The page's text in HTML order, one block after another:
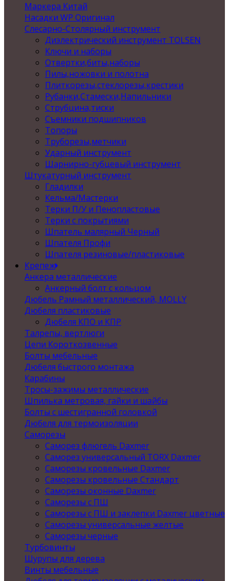
Маркера Китай
Насадки WP Оригинал
Слесарно-Столярный инструмент
Диэлектрический инструмент TOLSEN
Ключи и наборы
Отвертки,биты,наборы
Пилы,ножовки и полотна
Плиткорезы,стеклорезы,крестики
Рубанки,Стамески,Напильники
Струбцина,тиски
Съемники подшипников
Топоры
Труборезы,метчики
Ударный инструмент
Шарнирно-губцевый инструмент
Штукатурный инструмент
Гладилки
Кельма/Мастерки
Терки П/У и Пенопластовые
Терки с покрытиями
Шпатель малярный Черный
Шпателя Профи
Шпателя резиновые/пластиковые
Крепеж
Анкера металлические
Анкерный болт с кольцом
Дюбель Рамный металлический, MOLLY
Дюбеля пластиковые
Дюбеля КПО и КПР
Талрепы, вертлюги
Цепи Короткозвенные
Болты мебельные
Дюбеля быстрого монтажа
Карабины
Тросы-зажимы металлические
Шпилька метровая, гайки и шайбы
Болты с шестигранной головкой
Дюбеля для термоизоляции
Саморезы
Саморез флюгель Daxmer
Саморез универсальный TORX Daxmer
Саморезы кровельные Daxmer
Саморезы кровельные Стандарт
Саморезы оконные Daxmer
Саморезы с ПШ
Саморезы с ПШ и заклепки Daxmer цветные
Саморезы универсальные желтые
Саморезы черные
Турбовинты
Шурупы для дерева
Винты мебельные